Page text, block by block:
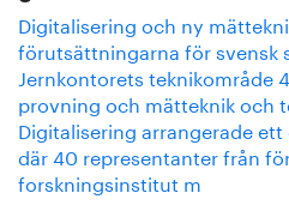
Digitalisering och ny
förutsättningarna för svensk
Jernkontorets teknikområde
provning och mätteknik och
Digitalisering arrangerade
där 40 representanter från
forskningsinstitut m